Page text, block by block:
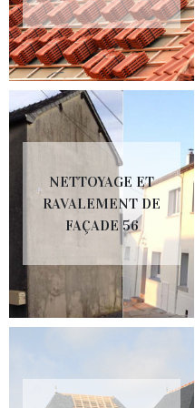
NETTOYAGE ET
RAVALEMENT DE
FAÇADE 56